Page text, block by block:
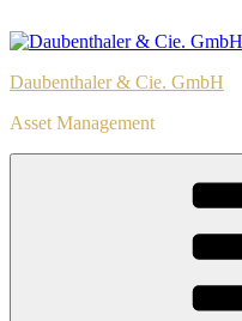
Inhalt
Daubenthaler & Cie. GmbH
Asset Management